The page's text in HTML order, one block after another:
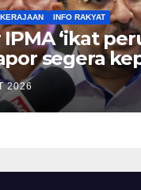
INFO RAKYAT
‘ikat
segera
– Asyraf
2026